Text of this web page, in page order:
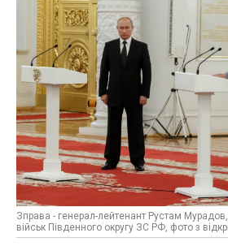
Зправа - генерал-лейтенант Рустам
військ Південного округу ЗС РФ, фото з